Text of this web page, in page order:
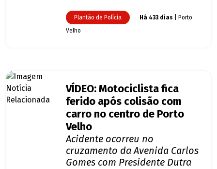
Plantão de Polícia Há 433 dias | Porto
Velho
VÍDEO: Motociclista fica
ferido após colisão com
carro no centro de Porto
Velho
Acidente ocorreu no
cruzamento da Avenida Carlos
Gomes com Presidente Dutra